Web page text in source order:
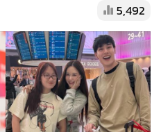
5,492